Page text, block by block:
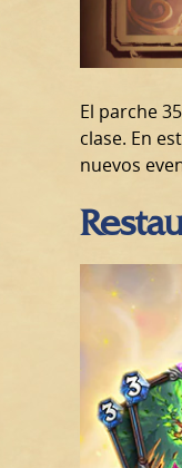
El parche
clase. En
nuevos